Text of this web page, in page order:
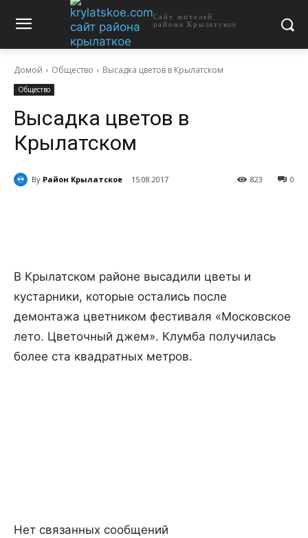
Сайт жителей
района Крылатское
Домой Общество Высадка цветов в Крылатском
Общество
Высадка цветов в
Крылатском
By Район Крылатское 15.08.2017 0
823
В Крылатском районе высадили цветы и
кустарники, которые остались после
демонтажа цветником фестиваля «Московское
лето. Цветочный джем». Клумба получилась
более ста квадратных метров.
Нет связанных сообщений